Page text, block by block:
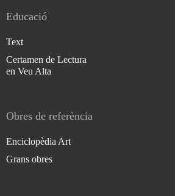
Educació
Text
Certamen de Lectura
en Veu Alta
Obres de referència
Enciclopèdia Art
Grans obres